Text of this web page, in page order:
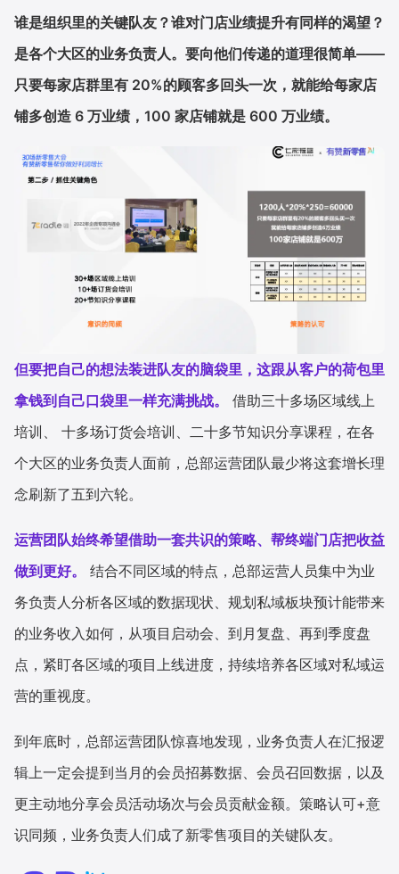
谁是组织里的关键队友？谁对门店业绩提升有同样的渴望？
是各个大区的业务负责人。要向他们传递的道理很简单——
只要每家店群里有 20%的顾客多回头一次，就能给每家店
铺多创造 6 万业绩，100 家店铺就是 600 万业绩。
但要把自己的想法装进队友的脑袋里，这跟从客户的荷包里
拿钱到自己口袋里一样充满挑战。
借助三十多场区域线上
培训、 十多场订货会培训、二十多节知识分享课程，在各
个大区的业务负责人面前，总部运营团队最少将这套增长理
念刷新了五到六轮。
运营团队始终希望借助一套共识的策略、帮终端门店把收益
做到更好。
结合不同区域的特点，总部运营人员集中为业
务负责人分析各区域的数据现状、规划私域板块预计能带来
的业务收入如何，从项目启动会、到月复盘、再到季度盘
点，紧盯各区域的项目上线进度，持续培养各区域对私域运
营的重视度。
到年底时，总部运营团队惊喜地发现，业务负责人在汇报逻
辑上一定会提到当月的会员招募数据、会员召回数据，以及
更主动地分享会员活动场次与会员贡献金额。策略认可+意
识同频，业务负责人们成了新零售项目的关键队友。